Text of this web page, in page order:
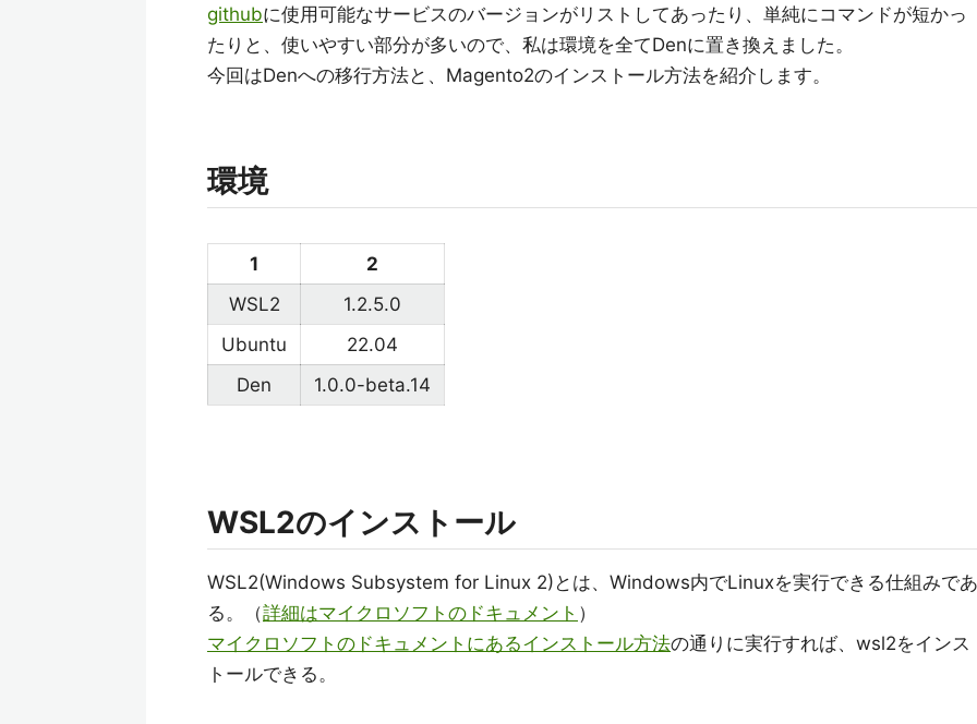
githubに使用可能なサービスのバージョンがリストしてあったり、単純にコマンドが短かっ
たりと、使いやすい部分が多いので、私は環境を全てDenに置き換えました。
今回はDenへの移行方法と、Magento2のインストール方法を紹介します。
環境
1
2
WSL2
1.2.5.0
Ubuntu
22.04
Den
1.0.0-beta.14
WSL2のインストール
WSL2(Windows Subsystem for Linux 2)とは、Windows内でLinuxを実行できる仕組みであ
る。（詳細はマイクロソフトのドキュメント ）
マイクロソフトのドキュメントにあるインストール方法の通りに実行すれば、wsl2をインス
トールできる。